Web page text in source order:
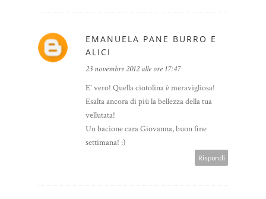
EMANUELA PANE BURRO E
ALICI
23 novembre 2012 alle ore 17:47
E' vero! Quella ciotolina è meravigliosa!
Esalta ancora di più la bellezza della tua
vellutata!
Un bacione cara Giovanna, buon fine
settimana! :)
Rispondi